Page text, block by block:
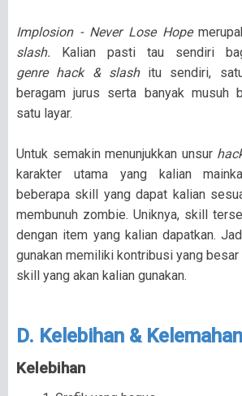
Implosion - Never Lose Hope
slash. Kalian pasti tau sendiri
genre hack & slashitu sendiri,
beragam jurus serta banyak musuh
satu layar.
Untuk semakin menunjukkan unsur
karakter utama yang kalian
beberapa skill yang dapat kalian
membunuh zombie. Uniknya, skill
dengan item yang kalian dapatkan.
gunakan memiliki kontribusi yang besar
skill yang akan kalian gunakan.
D. Kelebihan & Kelemahan
Kelebihan